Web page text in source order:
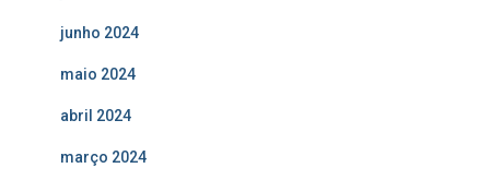
junho 2024
maio 2024
abril 2024
março 2024